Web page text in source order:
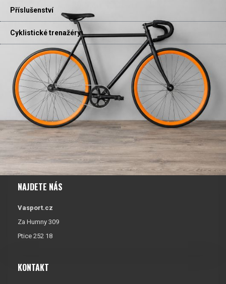
Příslušenství
Cyklistické trenažéry
NAJDETE NÁS
Vasport.cz
Za Humny 309
Ptice 252 18
KONTAKT